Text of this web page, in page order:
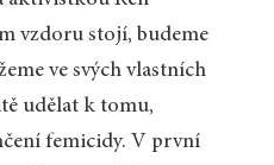
vzdoru stojí, budeme
ve svých vlastních
udělat k tomu,
femicidy. V první